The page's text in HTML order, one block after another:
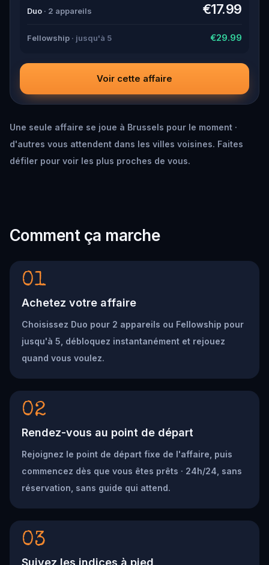
Duo · 2 appareils €17.99
Fellowship · jusqu'à 5 €29.99
Voir cette affaire
Une seule affaire se joue à Brussels pour le moment ·
d'autres vous attendent dans les villes voisines. Faites
défiler pour voir les plus proches de vous.
Comment ça marche
01
Achetez votre affaire
Choisissez Duo pour 2 appareils ou Fellowship pour
jusqu'à 5, débloquez instantanément et rejouez
quand vous voulez.
02
Rendez-vous au point de départ
Rejoignez le point de départ fixe de l'affaire, puis
commencez dès que vous êtes prêts · 24h/24, sans
réservation, sans guide qui attend.
03
Suivez les indices à pied